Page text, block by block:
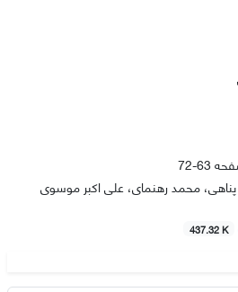
63-72
محمد رهنمای، علی اکبر موسوی
437.32 K